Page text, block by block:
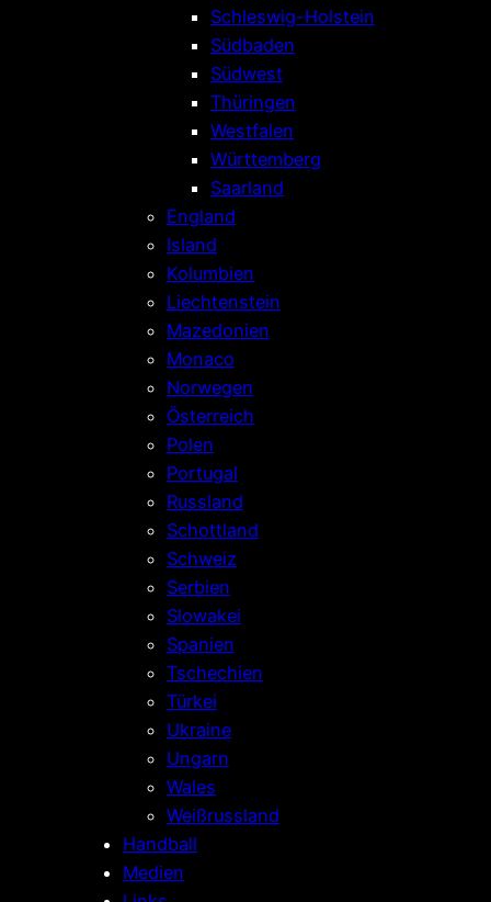
Schleswig-Holstein
Südbaden
Südwest
Thüringen
Westfalen
Württemberg
Saarland
England
Island
Kolumbien
Liechtenstein
Mazedonien
Monaco
Norwegen
Österreich
Polen
Portugal
Russland
Schottland
Schweiz
Serbien
Slowakei
Spanien
Tschechien
Türkei
Ukraine
Ungarn
Wales
Weißrussland
Handball
Medien